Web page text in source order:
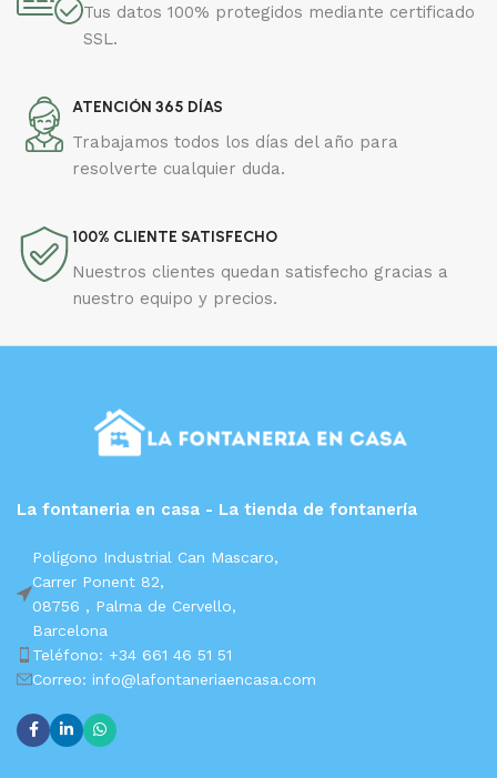
Tus datos 100% protegidos mediante certificado
SSL.
ATENCIÓN 365 DÍAS
Trabajamos todos los días del año para
resolverte cualquier duda.
100% CLIENTE SATISFECHO
Nuestros clientes quedan satisfecho gracias a
nuestro equipo y precios.
La fontaneria en casa - La tienda de fontanería
Polígono Industrial Can Mascaro,
Carrer Ponent 82,
08756 , Palma de Cervello,
Barcelona
Teléfono: +34 661 46 51 51
Correo: info@lafontaneriaencasa.com